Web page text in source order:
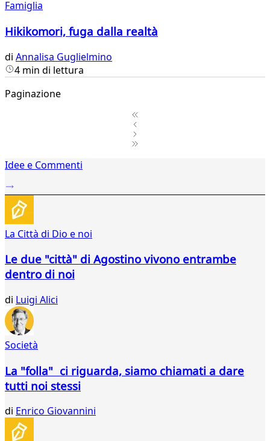
Famiglia
Hikikomori, fuga dalla realtà
di Annalisa Guglielmino
4 min di lettura
Paginazione
2Idee e Commenti
La Città di Dio e noi
Le due "città" di Agostino vivono entrambe
dentro di noi
di Luigi Alici
Società
La "folla" ci riguarda, siamo chiamati a dare
tutti noi stessi
di Enrico Giovannini